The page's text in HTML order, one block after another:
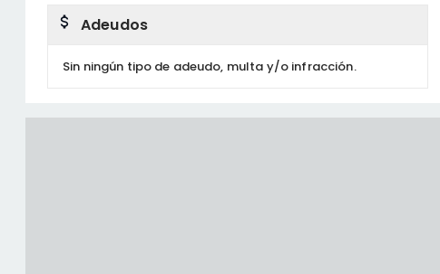
Adeudos
Sin ningún tipo de adeudo, multa y/o infracción.